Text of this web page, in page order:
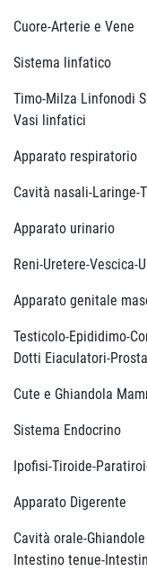
Cuore-Arterie e Vene
Sistema linfatico
Timo-Milza Linfonodi
Vasi linfatici
Apparato respiratorio
Cavità nasali-Laringe-
Apparato urinario
Reni-Uretere-Vescica-
Apparato genitale
Testicolo-Epididimo-
Dotti Eiaculatori-
Cute e Ghiandola
Sistema Endocrino
Ipofisi-Tiroide-
Apparato Digerente
Cavità orale-
Intestino tenue-